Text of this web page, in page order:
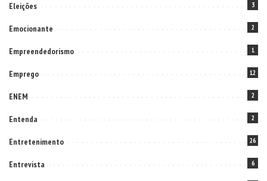
Eleições 3
Emocionante 2
Empreendedorismo 1
Emprego 12
ENEM 2
Entenda 2
Entretenimento 26
Entrevista 6